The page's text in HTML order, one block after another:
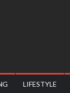
LIFESTYLE